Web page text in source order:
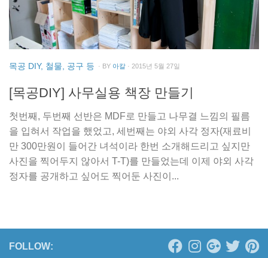
목공 DIY, 철물, 공구 등 · BY 아칼 · 2015년 5월 27일
[목공DIY] 사무실용 책장 만들기
첫번째, 두번째 선반은 MDF로 만들고 나무결 느낌의 필름
을 입혀서 작업을 했었고, 세번째는 야외 사각 정자(재료비
만 300만원이 들어간 녀석이라 한번 소개해드리고 싶지만
사진을 찍어두지 않아서 T-T)를 만들었는데 이제 야외 사각
정자를 공개하고 싶어도 찍어둔 사진이...
FOLLOW: